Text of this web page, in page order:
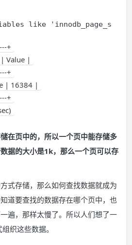
like 'innodb_page_s
+
Value |
+
| 16384 |
+
在页中的，所以一个页中能存储多
据的大小是1k，那么一个页可以存
式存储，那么如何查找数据就成为
道要查找的数据存在哪个页中，也
遍，那样太慢了。所以人们想了一
织这些数据。